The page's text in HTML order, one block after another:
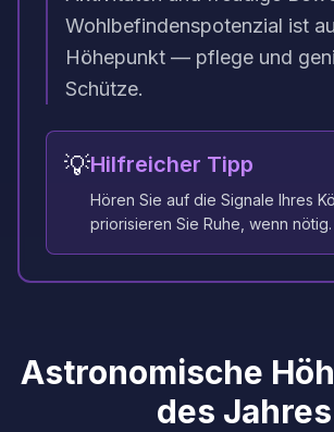
Wohlbefindenspotenzial ist
Höhepunkt — pflege und
Schütze.
💡Hilfreicher Tipp
Hören Sie auf die Signale Ihres
priorisieren Sie Ruhe, wenn nötig.
Astronomische
des Jahres